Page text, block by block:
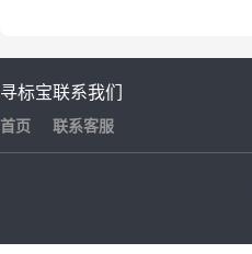
寻标宝
首页
联系我们
联系客服